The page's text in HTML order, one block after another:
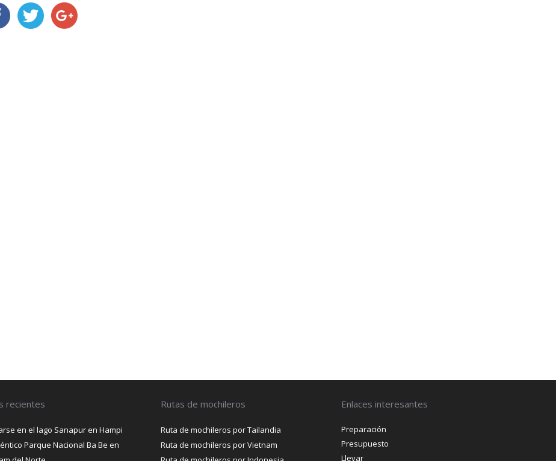
recientes
en el lago Sanapur en Hampi
Parque Nacional Ba Be en
Rutas de mochileros
Ruta de mochileros por Tailandia
Ruta de mochileros por Vietnam
Enlaces interesantes
Preparación
Presupuesto
Llevar